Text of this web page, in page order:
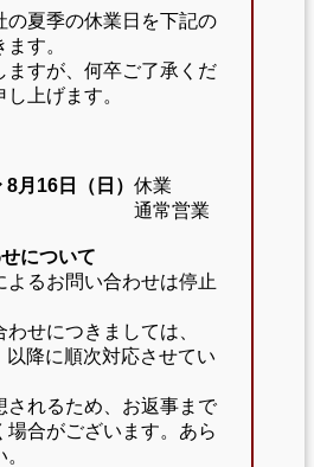
の夏季の休業日を下記の
す。
ますが、何卒ご了承くだ
上げます。
8月16日（日） 休業
通常営業
について
るお問い合わせは停止
せにつきましては、
降に順次対応させてい
されるため、お返事まで
合がございます。あら